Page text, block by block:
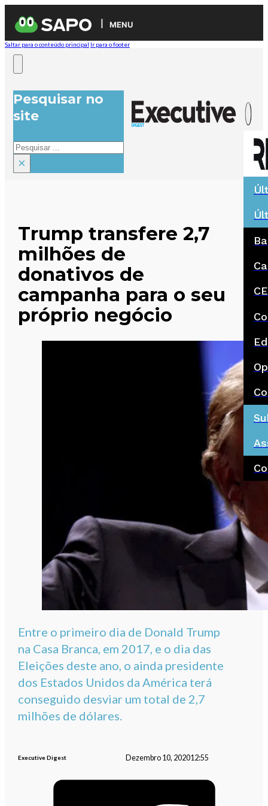
MENU
Saltar para o conteúdo principal Ir para o footer
Pesquisar no
site
Pesquisar
×
Trump transfere 2,7
milhões de
donativos de
campanha para o seu
próprio negócio
Entre o primeiro dia de Donald Trump
na Casa Branca, em 2017, e o dia das
Eleições deste ano, o ainda presidente
dos Estados Unidos da América terá
conseguido desviar um total de 2,7
milhões de dólares.
Executive Digest Dezembro 10, 202012:55